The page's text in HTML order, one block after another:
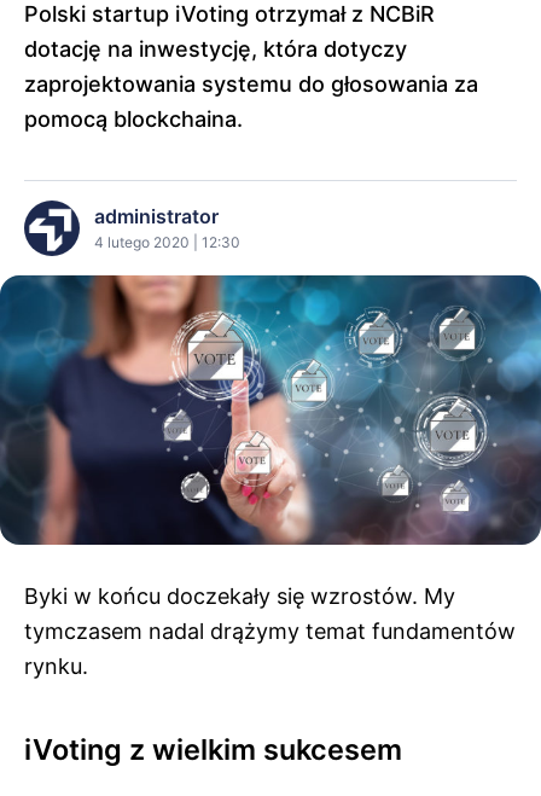
Polski startup iVoting otrzymał z NCBiR
dotację na inwestycję, która dotyczy
zaprojektowania systemu do głosowania za
pomocą blockchaina.
administrator
4 lutego 2020 | 12:30
Byki w końcu doczekały się wzrostów. My
tymczasem nadal drążymy temat fundamentów
rynku.
iVoting z wielkim sukcesem